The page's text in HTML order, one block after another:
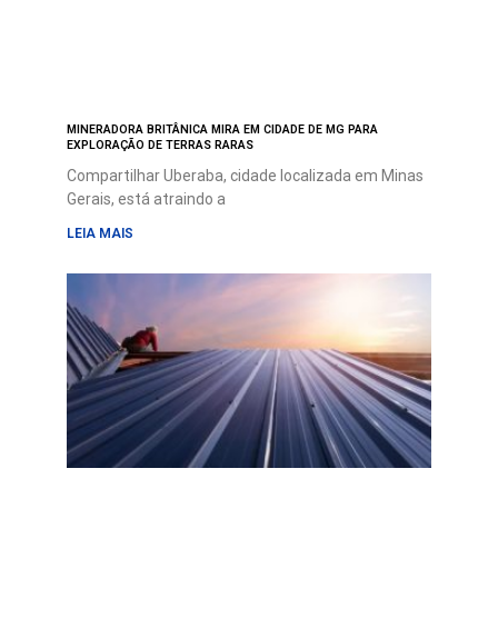
MINERADORA BRITÂNICA MIRA EM CIDADE DE MG PARA
EXPLORAÇÃO DE TERRAS RARAS
Compartilhar Uberaba, cidade localizada em Minas
Gerais, está atraindo a
LEIA MAIS